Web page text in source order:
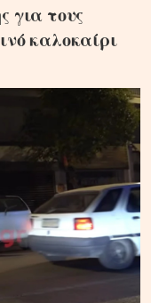
για τους
καλοκαίρι